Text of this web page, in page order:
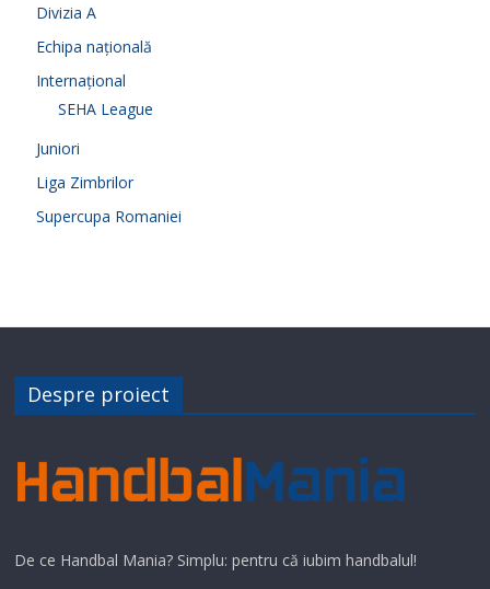
Divizia A
Echipa națională
Internațional
SEHA League
Juniori
Liga Zimbrilor
Supercupa Romaniei
Despre proiect
De ce Handbal Mania? Simplu: pentru că iubim handbalul!